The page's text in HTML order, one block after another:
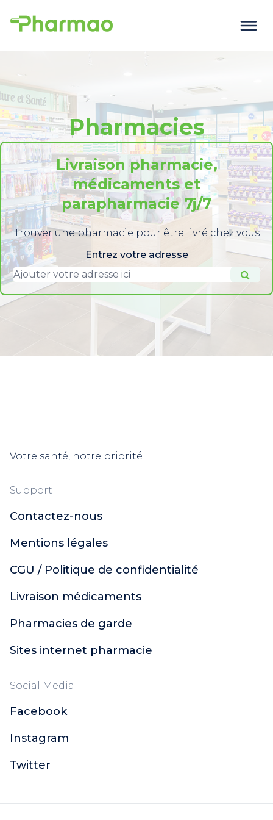
Pharmacies
Livraison pharmacie,
médicaments et
parapharmacie 7j/7
Trouver une pharmacie pour être livré chez vous
Entrez votre adresse
Votre santé, notre priorité
Support
Contactez-nous
Mentions légales
CGU / Politique de confidentialité
Livraison médicaments
Pharmacies de garde
Sites internet pharmacie
Social Media
Facebook
Instagram
Twitter